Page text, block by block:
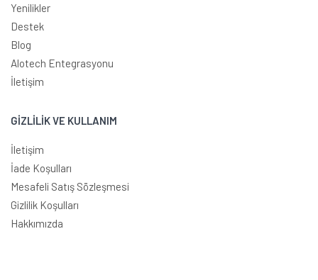
Yenilikler
Destek
Blog
Alotech Entegrasyonu
İletişim
GİZLİLİK VE KULLANIM
İletişim
İade Koşulları
Mesafeli Satış Sözleşmesi
Gizlilik Koşulları
Hakkımızda